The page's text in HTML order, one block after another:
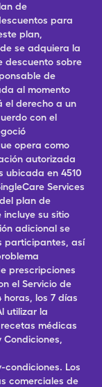
de
para
plan,
se adquiera la
descuento sobre
de
al momento
el derecho a un
con el
opera como
autorizada
ubicada en 4510
Services
plan de
su sitio
adicional se
participantes, así
prescripciones
el Servicio de
horas, los 7 días
utilizar la
médicas
Condiciones,
Los
comerciales de